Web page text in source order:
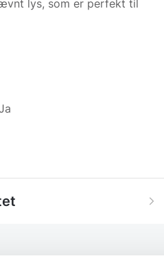
lys, som er perfekt til